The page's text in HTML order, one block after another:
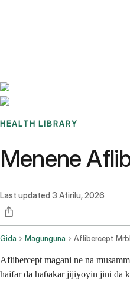
HEALTH LIBRARY
Menene
Last updated 3 Afirilu, 2026
Gida Magunguna Aflibercept
Aflibercept magani ne na
haifar da haɓakar jijiyoyin jini da